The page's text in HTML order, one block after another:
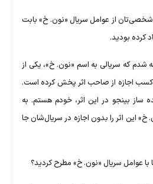
از عوامل سریال «نون. خ» بابت
کرده بودید.
شدم که سریالی به اسم «نون. خ»، یکی از
کسب اجازه از صاحب اثر پخش کرده است.
ساز بینجو در این اثر، خودم هستم. به
این اثر را بدون اجازه در سریال‌شان جا
با عوامل سریال «نون. خ» مطرح کردید؟